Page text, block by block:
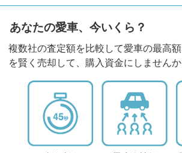
あなたの愛車、今いくら？
複数社の査定額を比較して愛車の最高
を賢く売却して、購入資金にしませんか